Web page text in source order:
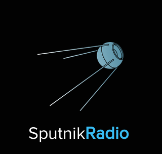
SputnikRadio